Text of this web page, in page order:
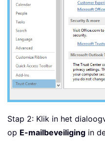
Stap 2: Klik in het
op E-mailbeveiliging in